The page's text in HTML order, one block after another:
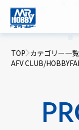
TOP カテゴリー一覧
AFV CLUB/